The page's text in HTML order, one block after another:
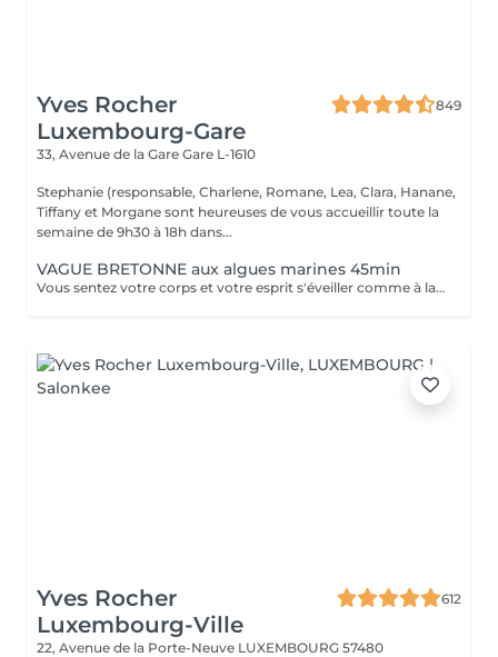
Yves Rocher
Luxembourg-Gare
849
33, Avenue de la Gare Gare L-1610
Stephanie (responsable, Charlene, Romane, Lea, Clara, Hanane,
Tiffany et Morgane sont heureuses de vous accueillir toute la
semaine de 9h30 à 18h dans...
VAGUE BRETONNE aux algues marines 45min
Vous sentez votre corps et votre esprit s'éveiller comme à la suite d'un bain dans l'OCEAN. Vous vous sentez légère et revitalisée. Vos jambes retrouvent leur tonicité et leur confort.
Yves Rocher
Luxembourg-Ville
612
22, Avenue de la Porte-Neuve LUXEMBOURG 57480